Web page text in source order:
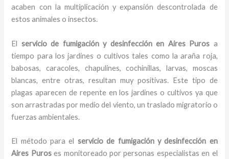
acaben con la multiplicación y expansión descontrolada de
estos animales o insectos.
El servicio de fumigación y desinfecciónen Aires Puros a
tiempo para los jardines o cultivos tales como la araña roja,
babosas, caracoles, chapulines, cochinillas, larvas, moscas
blancas, entre otras, resultan muy positivas. Este tipo de
plagas aparecen de repente en los jardines o cultivos ya que
son arrastradas por medio del viento, un traslado migratorio o
fuerzas ambientales.
El método para el servicio de fumigación y desinfección en
Aires Puroses monitoreado por personas especialistas en el